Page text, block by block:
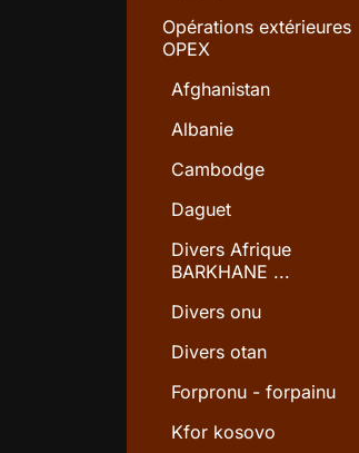
Opérations extérieures
OPEX
Afghanistan
Albanie
Cambodge
Daguet
Divers Afrique
BARKHANE ...
Divers onu
Divers otan
Forpronu - forpainu
Kfor kosovo